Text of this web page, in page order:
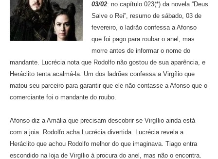
03/02: no capítulo 023(*) da novela “Deus
Salve o Rei”, resumo de sábado, 03 de
fevereiro, o ladrão confessa a Afonso
que foi pago para roubar o anel, mas
morre antes de informar o nome do
mandante. Lucrécia nota que Rodolfo não gostou de sua aparência, e
Heráclito tenta acalmá-la. Um dos ladrões confessa a Virgílio que
matou seu parceiro para garantir que ele não contasse a Afonso que o
comerciante foi o mandante do roubo.
Afonso diz a Amália que precisam descobrir se Virgílio ainda está
com a joia. Rodolfo acha Lucrécia divertida. Lucrécia revela a
Heráclito que achou Rodolfo melhor do que imaginava. Tiago entra
escondido na loja de Virgílio à procura do anel, mas não o encontra.